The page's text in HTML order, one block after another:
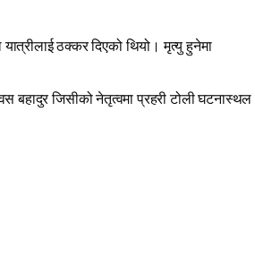
ठक्कर दिएको थियो। मृत्यु हुनेमा
बहादुर जिसीको नेतृत्वमा प्रहरी टोली घटनास्थल